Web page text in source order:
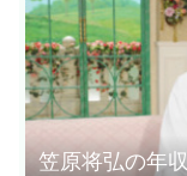
笠原将弘の年